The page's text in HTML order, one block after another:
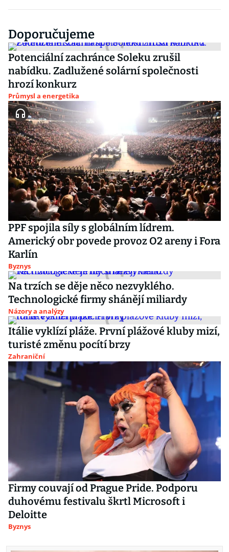
Doporučujeme
Potenciální zachránce Soleku zrušil
nabídku. Zadlužené solární společnosti
hrozí konkurz
Průmysl a energetika
PPF spojila síly s globálním lídrem.
Americký obr povede provoz O2 areny i Fora
Karlín
Byznys
Na trzích se děje něco nezvyklého.
Technologické firmy shánějí miliardy
Názory a analýzy
Itálie vyklízí pláže. První plážové kluby mizí,
turisté změnu pocítí brzy
Zahraniční
Firmy couvají od Prague Pride. Podporu
duhovému festivalu škrtl Microsoft i
Deloitte
Byznys